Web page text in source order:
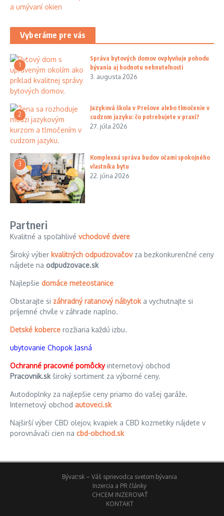
Vyberáme pre vás
1
Správa bytových domov ovplyvňuje pohodu
bývania aj hodnotu nehnuteľnosti
3. augusta 2026
2
Jazyková škola v Prešove alebo tlmočenie v
cudzom jazyku: čo potrebujete v praxi?
27. júla 2026
3
Komplexná správa budov očami spokojného
vlastníka bytu
22. júna 2026
Partneri
Kvalitné a spoľahlivé vchodové dvere
Široký výber kvalitných odpudzovačovza bezkonkurenčné ceny
nájdete na odpudzovace.sk
Najlepšie domáce meteostanice
Obstarajte si záhradný ratanový nábytoka vychutnajte si
príjemné chvíle v záhrade naplno.
Detské koberce rozžiaria každú izbu.
ubytovanie Chopok Jasná
Ochranné pracovné pomôckyinternetový obchod
Pracovnik.skširoký sortiment za výborné ceny.
Autodoplnky za najlepšie ceny priamo do vašej garáže.
Internetový obchod autoveci.sk
Najširší výber CBD olejov, kvapiek a CBD kozmetiky nájdete v
porovnávači cien na cbd-obchod.sk
Bývať.sk – Váš sprievodca svetom bývania
Inzercia a PR články
CHCEM INZEROVAŤ
KONTAKT